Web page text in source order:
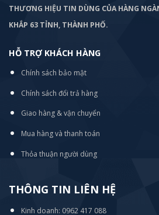
THƯƠNG HIỆU TIN DÙNG CỦA HÀNG
KHẮP 63 TỈNH, THÀNH PHỐ.
HỖ TRỢ KHÁCH HÀNG
Chính sách bảo mật
Chính sách đổi trả hàng
Giao hàng & vận chuyển
Mua hàng và thanh toán
Thỏa thuận người dùng
THÔNG TIN LIÊN HỆ
Kinh doanh: 0962 417 088